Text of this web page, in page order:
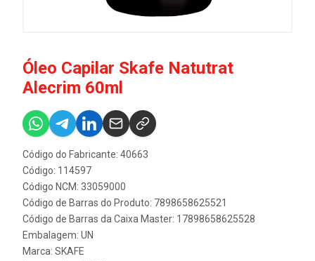
Óleo Capilar Skafe Natutrat
Alecrim 60ml
Código do Fabricante: 40663
Código: 114597
Código NCM: 33059000
Código de Barras do Produto: 7898658625521
Código de Barras da Caixa Master: 17898658625528
Embalagem: UN
Marca: SKAFE